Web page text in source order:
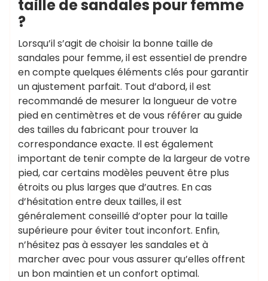
taille de sandales pour femme
?
Lorsqu’il s’agit de choisir la bonne taille de
sandales pour femme, il est essentiel de prendre
en compte quelques éléments clés pour garantir
un ajustement parfait. Tout d’abord, il est
recommandé de mesurer la longueur de votre
pied en centimètres et de vous référer au guide
des tailles du fabricant pour trouver la
correspondance exacte. Il est également
important de tenir compte de la largeur de votre
pied, car certains modèles peuvent être plus
étroits ou plus larges que d’autres. En cas
d’hésitation entre deux tailles, il est
généralement conseillé d’opter pour la taille
supérieure pour éviter tout inconfort. Enfin,
n’hésitez pas à essayer les sandales et à
marcher avec pour vous assurer qu’elles offrent
un bon maintien et un confort optimal.